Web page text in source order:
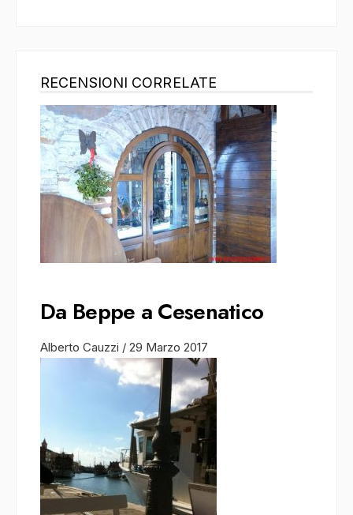
RECENSIONI CORRELATE
Da Beppe a Cesenatico
Alberto Cauzzi / 29 Marzo 2017